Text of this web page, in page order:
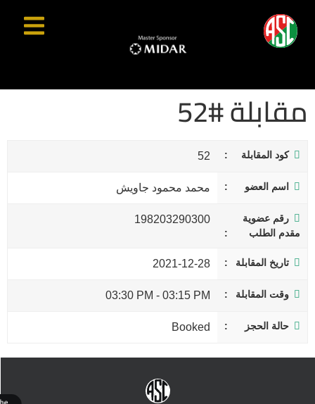
مقابلة #52
كود المقابلة 52
اسم العضو محمد محمود جاويش
رقم عضوية
مقدم الطلب
198203290300
تاريخ المقابلة 2021-12-28
وقت المقابلة 03:15 PM
-
03:30 PM
حالة الحجز Booked